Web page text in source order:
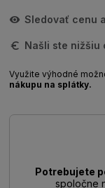
Sledovať cenu
Našli ste nižšiu
Využite výhodné
nákupu na splátky.
Potrebujete
spoločne